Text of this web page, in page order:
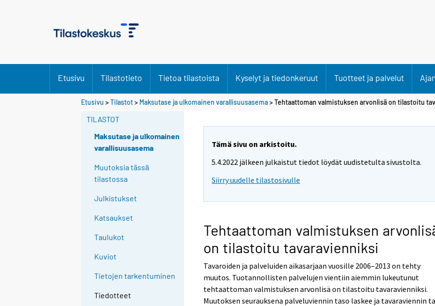
Etusivu Tilastotieto Tietoa tilastoista Kyselyt ja tiedonkeruut Tuotteet ja palvelut
Etusivu >Tilastot> Maksutase ja ulkomainen varallisuusasema> Tehtaattoman valmistuksen arvonlisä on tilastoitu
TILASTOT
Maksutase ja ulkomainen
varallisuusasema
Muutoksia tässä
tilastossa
Julkistukset
Katsaukset
Taulukot
Kuviot
Tietojen tarkentuminen
Tiedotteet
Tämä sivu on arkistoitu.
5.4.2022 jälkeen julkaistut tiedot löydät uudistetulta sivustolta.
Siirry uudelle tilastosivulle
Tehtaattoman valmistuksen
on tilastoitu tavaravienniksi
Tavaroiden ja palveluiden aikasarjaan vuosille 2006–2013 on tehty
muutos. Tuotannollisten palvelujen vientiin aiemmin lukeutunut
tehtaattoman valmistuksen arvonlisä on tilastoitu tavaravienniksi.
Muutoksen seurauksena palveluviennin taso laskee ja tavaraviennin